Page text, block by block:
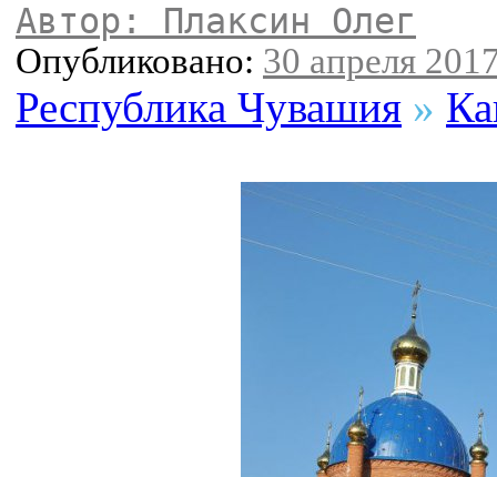
Автор: Плаксин Олег
Опубликовано: 30 апреля
Республика Чувашия »